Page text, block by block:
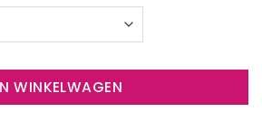
WINKELWAGEN